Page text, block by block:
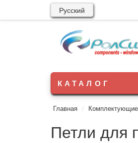
Русский
КАТАЛОГ
Главная Комплектующие
Петли для